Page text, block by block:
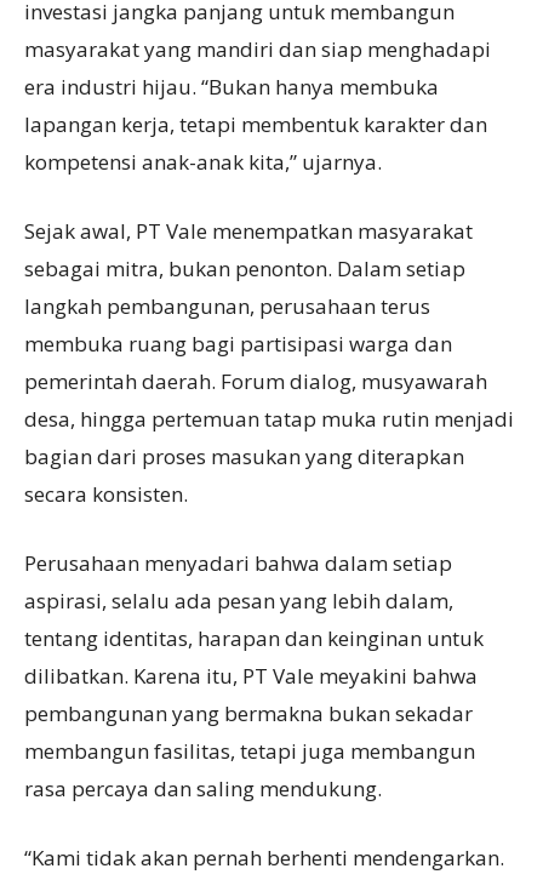
investasi jangka panjang untuk membangun
masyarakat yang mandiri dan siap menghadapi
era industri hijau. “Bukan hanya membuka
lapangan kerja, tetapi membentuk karakter dan
kompetensi anak-anak kita,” ujarnya.
Sejak awal, PT Vale menempatkan masyarakat
sebagai mitra, bukan penonton. Dalam setiap
langkah pembangunan, perusahaan terus
membuka ruang bagi partisipasi warga dan
pemerintah daerah. Forum dialog, musyawarah
desa, hingga pertemuan tatap muka rutin menjadi
bagian dari proses masukan yang diterapkan
secara konsisten.
Perusahaan menyadari bahwa dalam setiap
aspirasi, selalu ada pesan yang lebih dalam,
tentang identitas, harapan dan keinginan untuk
dilibatkan. Karena itu, PT Vale meyakini bahwa
pembangunan yang bermakna bukan sekadar
membangun fasilitas, tetapi juga membangun
rasa percaya dan saling mendukung.
“Kami tidak akan pernah berhenti mendengarkan.